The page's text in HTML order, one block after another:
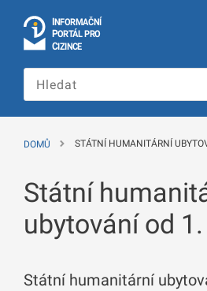
INFORMAČNÍ
PORTÁL PRO
CIZINCE
portál
cizince
Ministerstva
České
DOMŮ STÁTNÍ HUMANITÁRNÍ
Státní
ubytování od
Státní humanitární